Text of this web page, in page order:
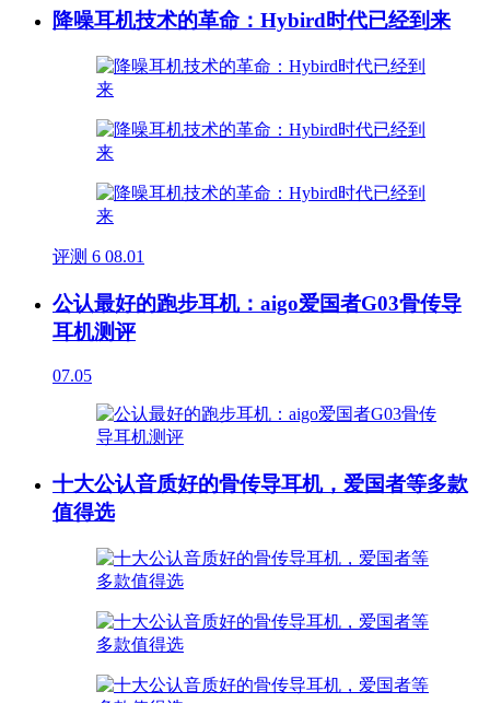
降噪耳机技术的革命：Hybird时代已经到来
评测 6 08.01
公认最好的跑步耳机：aigo爱国者G03骨传导
耳机测评
07.05
十大公认音质好的骨传导耳机，爱国者等多款
值得选